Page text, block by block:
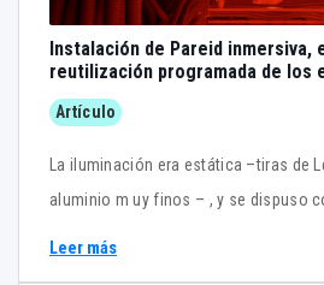
Instalación de Pareid inmersiva,
reutilización programada de los
Artículo
La iluminación era estática –tiras de
aluminio m uy finos – , y se dispuso
Leer más